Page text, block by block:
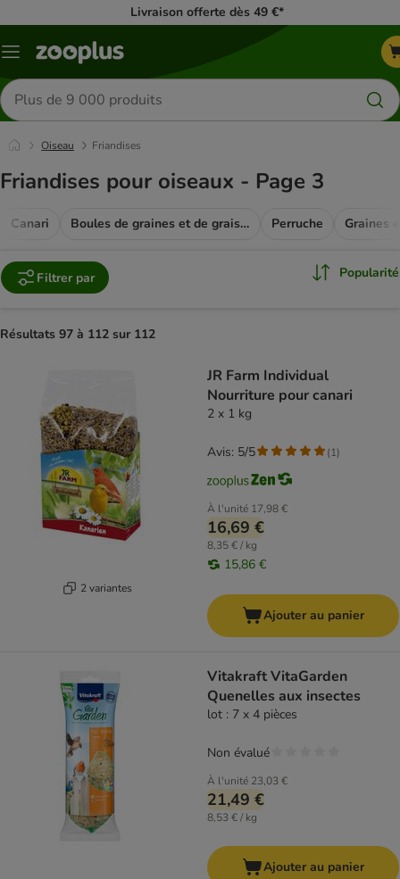
Livraison offerte dès 49 €*
Menu
Rechercher
des
produits
Oiseau Friandises
Friandises pour oiseaux - Page 3
Canari Boules de graines et de graisse Perruche Graines
Filtrer par Popularité
Résultats 97 à 112 sur 112
2 variantes
JR Farm Individual
Nourriture pour canari
2 x 1 kg
À l'unité 17,98 €
16,69 €
8,35 € / kg
15,86 €
Avis: 5/5 (1)
Ajouter au panier
Vitakraft VitaGarden
Quenelles aux insectes
lot : 7 x 4 pièces
À l'unité 23,03 €
21,49 €
8,53 € / kg
Non évalué
Ajouter au panier